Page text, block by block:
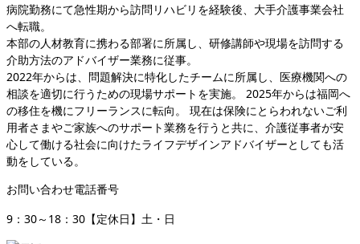
病院勤務にて急性期から訪問リハビリを経験後、大手介護事業会社
へ転職。
本部の人材教育に携わる部署に所属し、研修講師や現場を訪問する
介助方法のアドバイザー業務に従事。
2022年からは、問題解決に特化したチームに所属し、医療機関への
相談を適切に行うための現場サポートを実施。 2025年からは福岡へ
の移住を機にフリーランスに転向。 現在は保険にとらわれないご利
用者さまやご家族へのサポート業務を行うと共に、介護従事者が安
心して働ける社会に向けたライフデザインアドバイザーとしても活
動をしている。
お問い合わせ電話番号
9：30～18：30【定休日】土・日